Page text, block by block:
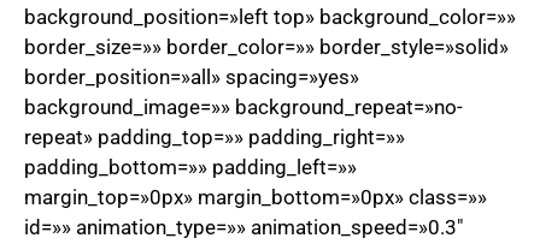
background_position=»left top» background_color=»»
border_size=»» border_color=»» border_style=»solid»
border_position=»all» spacing=»yes»
background_image=»» background_repeat=»no-
repeat» padding_top=»» padding_right=»»
padding_bottom=»» padding_left=»»
margin_top=»0px» margin_bottom=»0px» class=»»
id=»» animation_type=»» animation_speed=»0.3″